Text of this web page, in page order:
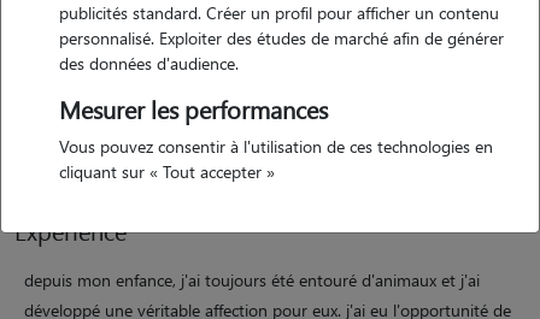
nourriture ou tout simplement la présence rassurante. ma
responsabilité en tant que pet-sitter va au-delà de l'amour des
animaux. je suis également capable de gérer des situations d'urgence,
de suivre des consignes précises et de garantir la sécurité et le
confort de chaque animal pendant l'absence de ses propriétaires
Expérience
depuis mon enfance, j'ai toujours été entouré d'animaux et j'ai
développé une véritable affection pour eux. j'ai eu l'opportunité de
publicités standard. Créer un profil pour afficher un contenu
personnalisé. Exploiter des études de marché afin de générer
des données d'audience.
Mesurer les performances
Vous pouvez consentir à l'utilisation de ces technologies en
cliquant sur « Tout accepter »